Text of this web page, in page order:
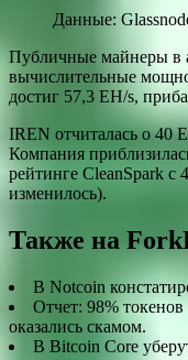
Данные:
Публичные майнеры в
вычислительные
достиг 57,3 EH/s,
IREN отчиталась о 40
Компания
рейтинге CleanSpark с
изменилось).
Также на
В Notcoin
Отчет: 98%
оказались скамом.
В Bitcoin Core